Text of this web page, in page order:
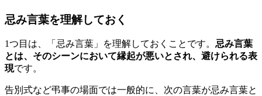
忌み言葉を理解しておく
1つ目は、「忌み言葉」を理解しておくことです。 忌み言葉
とは、そのシーンにおいて縁起が悪いとされ、避けられる表
現です。
告別式など弔事の場面では一般的に、次の言葉が忌み言葉と